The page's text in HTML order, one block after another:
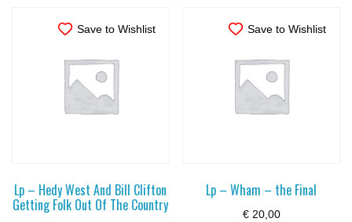
Save to Wishlist
Lp – Hedy West And Bill Clifton
Getting Folk Out Of The Country
Save to Wishlist
Lp – Wham – the Final
€20,00